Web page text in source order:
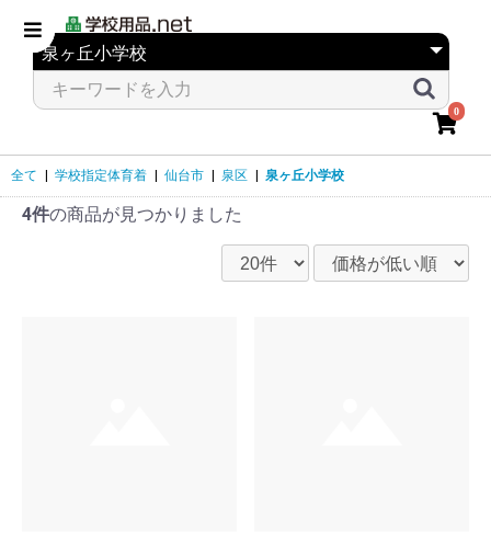
0
全て 学校指定体育着 仙台市 泉区 泉ヶ丘小学校
4件の商品が見つかりました